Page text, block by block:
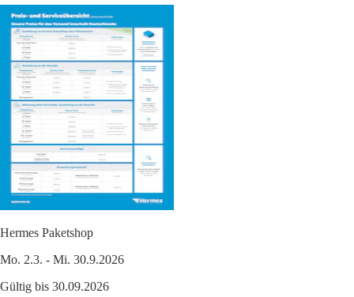
Hermes Paketshop
Mo. 2.3. - Mi. 30.9.2026
Gültig bis 30.09.2026